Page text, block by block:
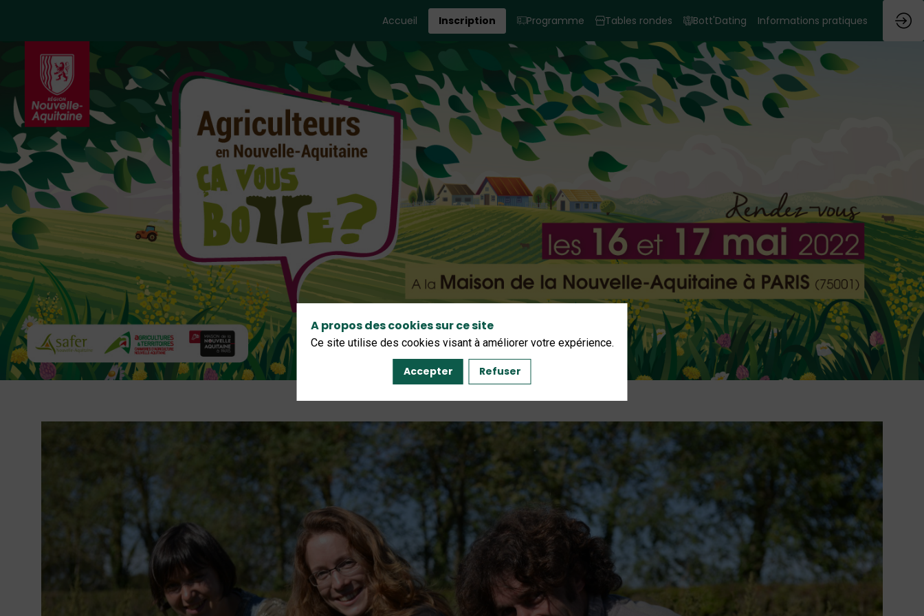
Accueil Inscription Programme Tables rondes Bott'Dating Informations pratiques
A propos des cookies sur ce site
Ce site utilise des cookies visant à améliorer votre expérience.
Accepter Refuser